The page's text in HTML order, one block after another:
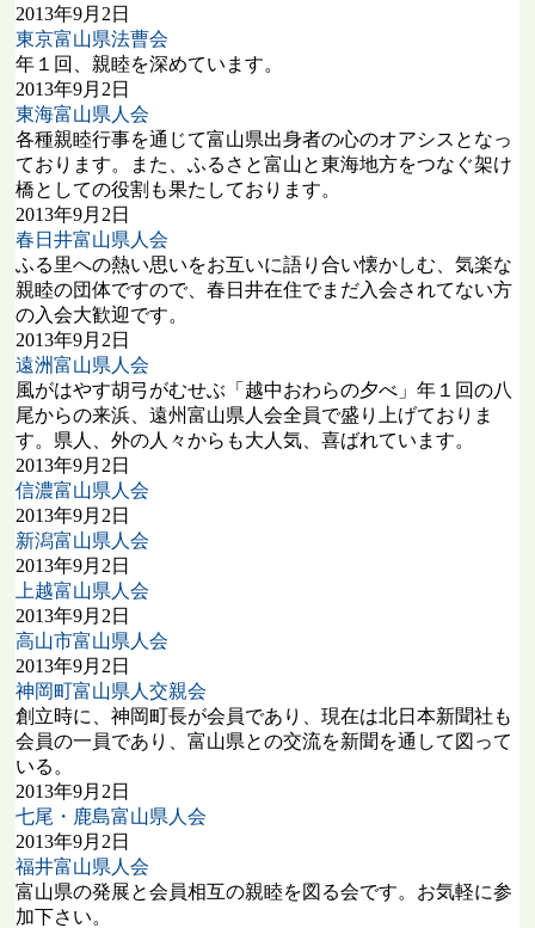
2013年9月2日
東京富山県法曹会
年１回、親睦を深めています。
2013年9月2日
東海富山県人会
各種親睦行事を通じて富山県出身者の心のオアシスとなっ
ております。また、ふるさと富山と東海地方をつなぐ架け
橋としての役割も果たしております。
2013年9月2日
春日井富山県人会
ふる里への熱い思いをお互いに語り合い懐かしむ、気楽な
親睦の団体ですので、春日井在住でまだ入会されてない方
の入会大歓迎です。
2013年9月2日
遠洲富山県人会
風がはやす胡弓がむせぶ「越中おわらの夕べ」年１回の八
尾からの来浜、遠州富山県人会全員で盛り上げておりま
す。県人、外の人々からも大人気、喜ばれています。
2013年9月2日
信濃富山県人会
2013年9月2日
新潟富山県人会
2013年9月2日
上越富山県人会
2013年9月2日
高山市富山県人会
2013年9月2日
神岡町富山県人交親会
創立時に、神岡町長が会員であり、現在は北日本新聞社も
会員の一員であり、富山県との交流を新聞を通して図って
いる。
2013年9月2日
七尾・鹿島富山県人会
2013年9月2日
福井富山県人会
富山県の発展と会員相互の親睦を図る会です。お気軽に参
加下さい。